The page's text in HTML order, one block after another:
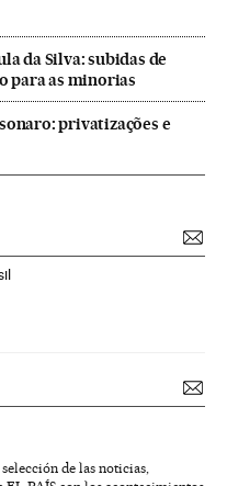
da Silva: subidas de
para as minorias
privatizações e
de las noticias,